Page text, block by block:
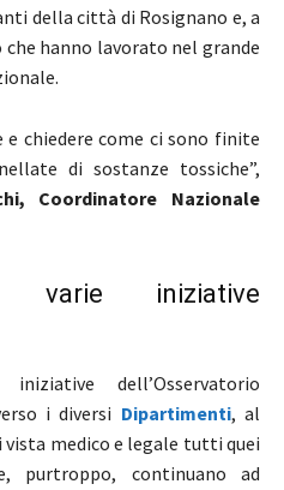
della città di Rosignano e, a
hanno lavorato nel grande
e chiedere come ci sono finite
di sostanze tossiche”,
Coordinatore Nazionale
varie iniziative
dell’Osservatorio
i diversi Dipartimenti, al
medico e legale tutti quei
purtroppo, continuano ad